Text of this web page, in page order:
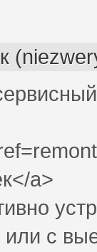
a>
или с